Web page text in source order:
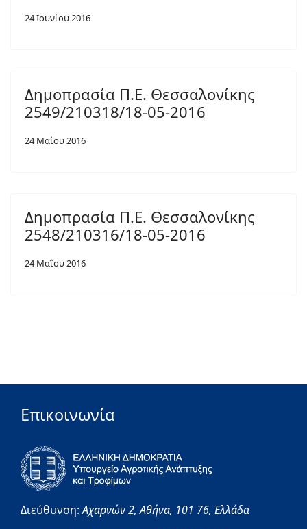
24 Ιουνίου 2016
Δημοπρασία Π.Ε. Θεσσαλονίκης
2549/210318/18-05-2016
24 Μαΐου 2016
Δημοπρασία Π.Ε. Θεσσαλονίκης
2548/210316/18-05-2016
24 Μαΐου 2016
Επικοινωνία
Διεύθυνση:Αχαρνών 2,Αθήνα, 101 76, Ελλάδα